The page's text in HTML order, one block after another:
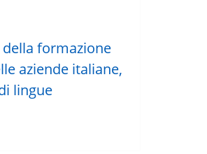
della formazione
aziende italiane,
lingue